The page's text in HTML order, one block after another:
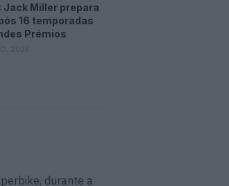
Jack Miller prepara
16 temporadas
Prémios
2026
durante a